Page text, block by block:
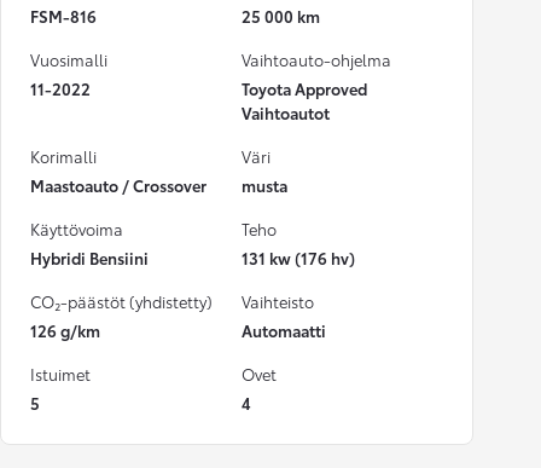
FSM-816
25 000 km
Vuosimalli
11-2022
Vaihtoauto-ohjelma
Toyota Approved
Vaihtoautot
Korimalli
Maastoauto / Crossover
Väri
musta
Käyttövoima
Hybridi Bensiini
Teho
131 kw (176 hv)
CO₂-päästöt (yhdistetty)
126 g/km
Vaihteisto
Automaatti
Istuimet
5
Ovet
4